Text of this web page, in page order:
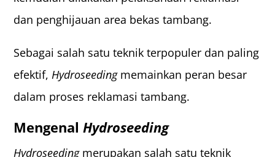
dan penghijauan area bekas tambang.
Sebagai salah satu teknik terpopuler dan paling
efektif,Hydroseedingmemainkan peran besar
dalam proses reklamasi tambang.
MengenalHydroseeding
Hydroseedingmerupakan salah satu teknik